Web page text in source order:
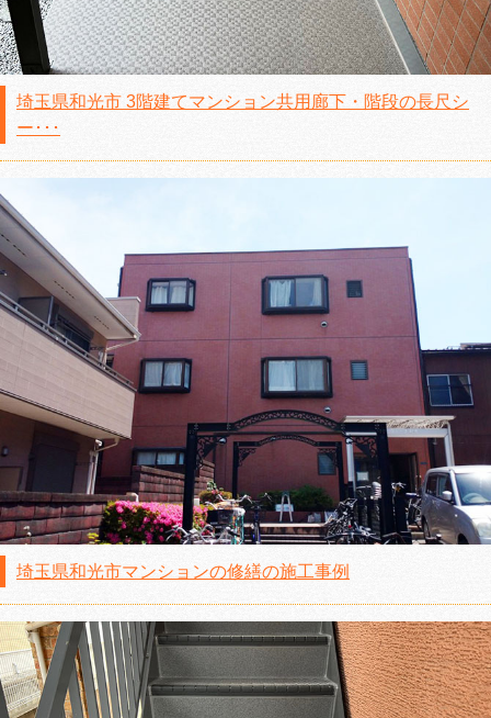
埼玉県和光市 3階建てマンション共用廊下・階段の長尺シ
ー･･･
埼玉県和光市マンションの修繕の施工事例